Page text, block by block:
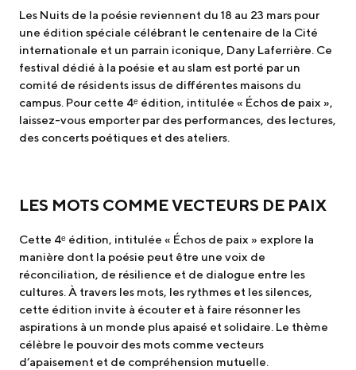
Les Nuits de la poésie reviennent du 18 au 23 mars pour
une édition spéciale célébrant le centenaire de la Cité
internationale et un parrain iconique, Dany Laferrière. Ce
festival dédié à la poésie et au slam est porté par un
comité de résidents issus de différentes maisons du
campus. Pour cette 4ᵉ édition, intitulée « Échos de paix »,
laissez-vous emporter par des performances, des lectures,
des concerts poétiques et des ateliers.
LES MOTS COMME VECTEURS DE PAIX
Cette 4ᵉ édition, intitulée « Échos de paix » explore la
manière dont la poésie peut être une voix de
réconciliation, de résilience et de dialogue entre les
cultures. À travers les mots, les rythmes et les silences,
cette édition invite à écouter et à faire résonner les
aspirations à un monde plus apaisé et solidaire. Le thème
célèbre le pouvoir des mots comme vecteurs
d’apaisement et de compréhension mutuelle.